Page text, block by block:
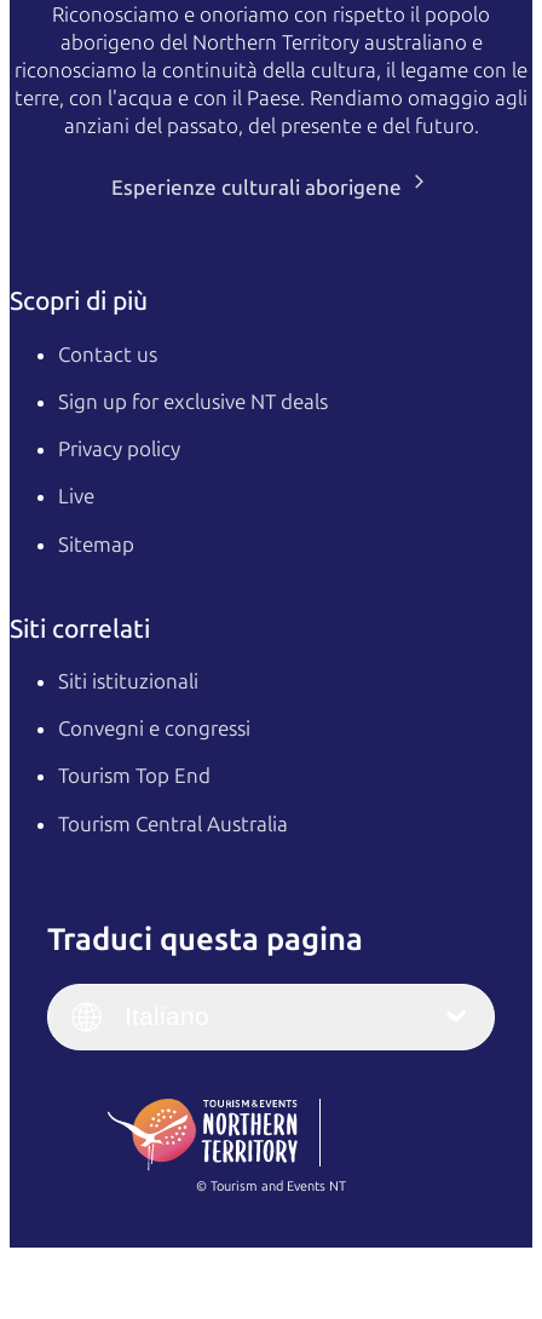
Riconosciamo e onoriamo con rispetto il popolo
aborigeno del Northern Territory australiano e
riconosciamo la continuità della cultura, il legame con le
terre, con l'acqua e con il Paese. Rendiamo omaggio agli
anziani del passato, del presente e del futuro.
Esperienze culturali aborigene
Scopri di più
Contact us
Sign up for exclusive NT deals
Privacy policy
Live
Sitemap
Siti correlati
Siti istituzionali
Convegni e congressi
Tourism Top End
Tourism Central Australia
Traduci questa pagina
English
(Singapore)
Français
Italiano
繁體中文
© Tourism and Events NT